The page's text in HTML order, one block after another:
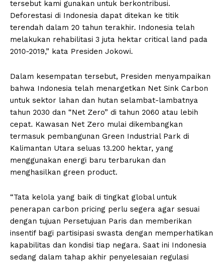
tersebut kami gunakan untuk berkontribusi.
Deforestasi di Indonesia dapat ditekan ke titik
terendah dalam 20 tahun terakhir. Indonesia telah
melakukan rehabilitasi 3 juta hektar critical land pada
2010-2019,” kata Presiden Jokowi.
Dalam kesempatan tersebut, Presiden menyampaikan
bahwa Indonesia telah menargetkan Net Sink Carbon
untuk sektor lahan dan hutan selambat-lambatnya
tahun 2030 dan “Net Zero” di tahun 2060 atau lebih
cepat. Kawasan Net Zero mulai dikembangkan
termasuk pembangunan Green Industrial Park di
Kalimantan Utara seluas 13.200 hektar, yang
menggunakan energi baru terbarukan dan
menghasilkan green product.
“Tata kelola yang baik di tingkat global untuk
penerapan carbon pricing perlu segera agar sesuai
dengan tujuan Persetujuan Paris dan memberikan
insentif bagi partisipasi swasta dengan memperhatikan
kapabilitas dan kondisi tiap negara. Saat ini Indonesia
sedang dalam tahap akhir penyelesaian regulasi